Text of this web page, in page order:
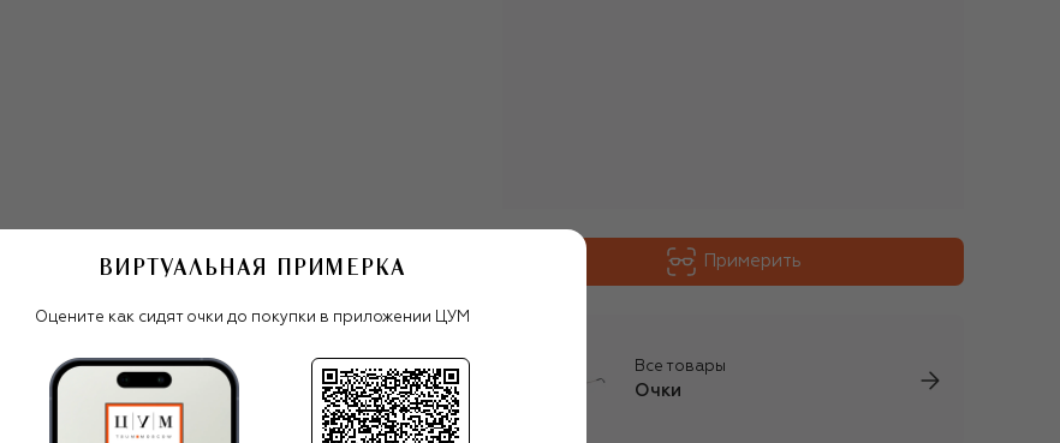
Мужские очки Солнцезащитные очки Chopard Примерить
Все очки
Chopard
Все товары
Очки
ВИРТУАЛЬНАЯ ПРИМЕРКА
Оцените как сидят очки до покупки в приложении ЦУМ